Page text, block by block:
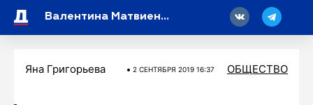
Валентина Матвиенко возглавит попечительский Совет нового пансиона воспитанниц Минобороны России на Бычьем острове
Яна Григорьева 2 СЕНТЯБРЯ 2019 16:37 ОБЩЕСТВО